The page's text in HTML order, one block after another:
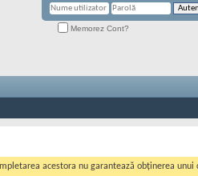
Memorez Cont?
acestora nu garantează obținerea